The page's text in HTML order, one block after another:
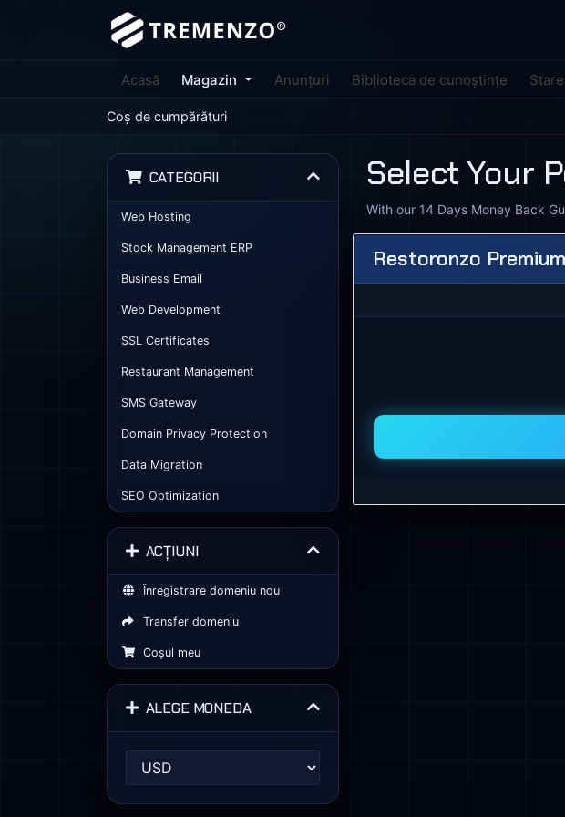
Acasă Magazin Anunțuri Biblioteca de cunoștințe
Coș de cumpărături
CATEGORII
Web Hosting
Stock Management ERP
Business Email
Web Development
SSL Certificates
Restaurant Management
SMS Gateway
Domain Privacy Protection
Data Migration
SEO Optimization
ACȚIUNI
Înregistrare domeniu nou
Transfer domeniu
Coșul meu
ALEGE MONEDA
Select Your
With our 14 Days Money Back
Restoronzo Premium